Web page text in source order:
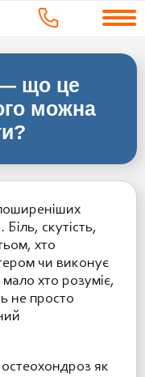
що це
можна
Біль, скутість,
хто
чи виконує
хто розуміє,
не просто
як